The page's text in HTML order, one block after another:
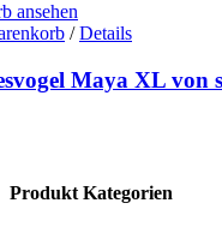
ansehen
/ Details
Maya XL von
Produkt Kategorien